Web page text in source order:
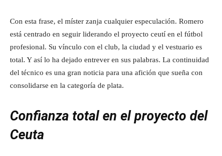
Con esta frase, el míster zanja cualquier especulación. Romero
está centrado en seguir liderando el proyecto ceutí en el fútbol
profesional. Su vínculo con el club, la ciudad y el vestuario es
total. Y así lo ha dejado entrever en sus palabras. La continuidad
del técnico es una gran noticia para una afición que sueña con
consolidarse en la categoría de plata.
Confianza total en el proyecto del
Ceuta